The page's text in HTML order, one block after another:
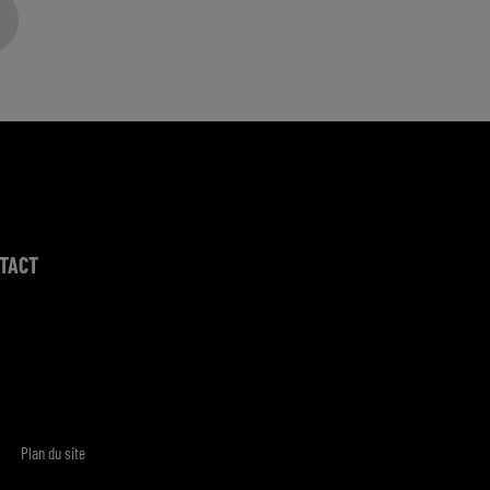
Plan du site